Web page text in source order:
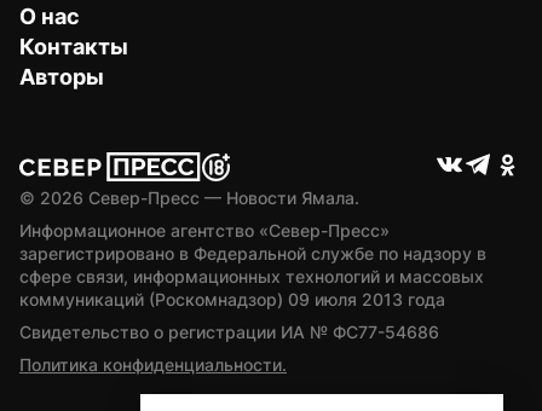
О нас
Контакты
Авторы
© 2026 Север-Пресс — Новости Ямала.
Информационное агентство «Север-Пресс»
зарегистрировано в Федеральной службе по надзору в
сфере связи, информационных технологий и массовых
коммуникаций (Роскомнадзор) 09 июля 2013 года
Свидетельство о регистрации ИА № ФС77-54686
Политика конфиденциальности.